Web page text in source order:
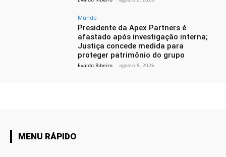
Mundo
Presidente da Apex Partners é
afastado após investigação interna;
Justiça concede medida para
proteger patrimônio do grupo
Evaldo Ribeiro - agosto 8, 2026
MENU RÁPIDO